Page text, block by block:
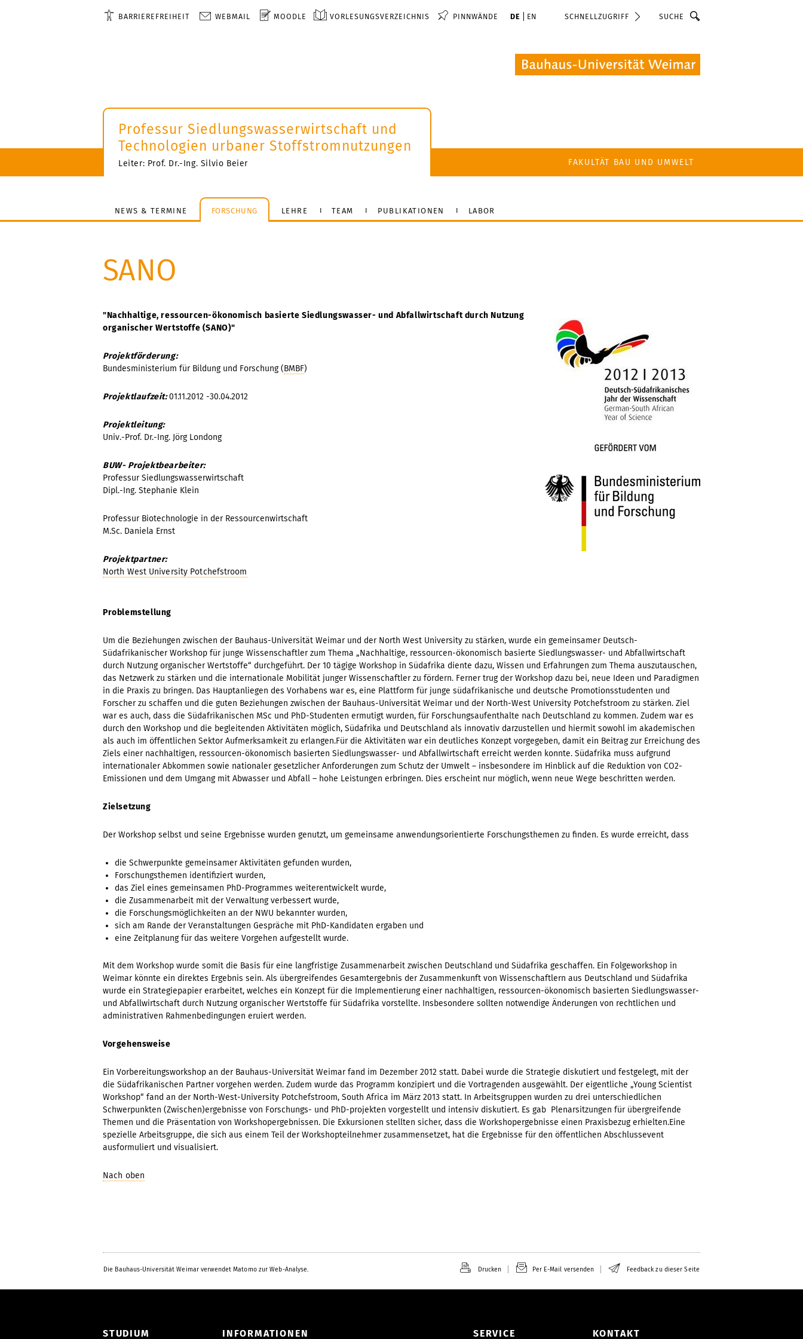
BARRIEREFREIHEIT WEBMAIL MOODLE VORLESUNGSVERZEICHNIS PINNWÄNDE DE EN SCHNELLZUGRIFF Suche
Professur Siedlungswasserwirtschaft und
Technologien urbaner Stoffstromnutzungen
Leiter: Prof. Dr.-Ing. Silvio Beier FAKULTÄT BAU UND UMWELT
NEWS & TERMINE FORSCHUNG LEHRE TEAM PUBLIKATIONEN LABOR
SANO
"Nachhaltige, ressourcen-ökonomisch basierte Siedlungswasser- und Abfallwirtschaft durch Nutzung
organischer Wertstoffe (SANO)"
Projektförderung:
Bundesministerium für Bildung und Forschung (BMBF)
Projektlaufzeit:01.11.2012 -30.04.2012
Projektleitung:
Univ.-Prof. Dr.-Ing. Jörg Londong
BUW- Projektbearbeiter:
Professur Siedlungswasserwirtschaft
Dipl.-Ing. Stephanie Klein
Professur Biotechnologie in der Ressourcenwirtschaft
M.Sc. Daniela Ernst
Projektpartner:
North West University Potchefstroom
Problemstellung
Um die Beziehungen zwischen der Bauhaus-Universität Weimar und der North West University zu stärken, wurde ein gemeinsamer Deutsch-
Südafrikanischer Workshop für junge Wissenschaftler zum Thema „Nachhaltige, ressourcen-ökonomisch basierte Siedlungswasser- und Abfallwirtschaft
durch Nutzung organischer Wertstoffe“ durchgeführt. Der 10 tägige Workshop in Südafrika diente dazu, Wissen und Erfahrungen zum Thema auszutauschen,
das Netzwerk zu stärken und die internationale Mobilität junger Wissenschaftler zu fördern. Ferner trug der Workshop dazu bei, neue Ideen und Paradigmen
in die Praxis zu bringen. Das Hauptanliegen des Vorhabens war es, eine Plattform für junge südafrikanische und deutsche Promotionsstudenten und
Forscher zu schaffen und die guten Beziehungen zwischen der Bauhaus-Universität Weimar und der North-West University Potchefstroom zu stärken. Ziel
war es auch, dass die Südafrikanischen MSc und PhD-Studenten ermutigt wurden, für Forschungsaufenthalte nach Deutschland zu kommen. Zudem war es
durch den Workshop und die begleitenden Aktivitäten möglich, Südafrika und Deutschland als innovativ darzustellen und hiermit sowohl im akademischen
als auch im öffentlichen Sektor Aufmerksamkeit zu erlangen.Für die Aktivitäten war ein deutliches Konzept vorgegeben, damit ein Beitrag zur Erreichung des
Ziels einer nachhaltigen, ressourcen-ökonomisch basierten Siedlungswasser- und Abfallwirtschaft erreicht werden konnte. Südafrika muss aufgrund
internationaler Abkommen sowie nationaler gesetzlicher Anforderungen zum Schutz der Umwelt – insbesondere im Hinblick auf die Reduktion von CO2-
Emissionen und dem Umgang mit Abwasser und Abfall – hohe Leistungen erbringen. Dies erscheint nur möglich, wenn neue Wege beschritten werden.
Zielsetzung
Der Workshop selbst und seine Ergebnisse wurden genutzt, um gemeinsame anwendungsorientierte Forschungsthemen zu finden. Es wurde erreicht, dass
die Schwerpunkte gemeinsamer Aktivitäten gefunden wurden,
Forschungsthemen identifiziert wurden,
das Ziel eines gemeinsamen PhD-Programmes weiterentwickelt wurde,
die Zusammenarbeit mit der Verwaltung verbessert wurde,
die Forschungsmöglichkeiten an der NWU bekannter wurden,
sich am Rande der Veranstaltungen Gespräche mit PhD-Kandidaten ergaben und
eine Zeitplanung für das weitere Vorgehen aufgestellt wurde.
Mit dem Workshop wurde somit die Basis für eine langfristige Zusammenarbeit zwischen Deutschland und Südafrika geschaffen. Ein Folgeworkshop in
Weimar könnte ein direktes Ergebnis sein. Als übergreifendes Gesamtergebnis der Zusammenkunft von Wissenschaftlern aus Deutschland und Südafrika
wurde ein Strategiepapier erarbeitet, welches ein Konzept für die Implementierung einer nachhaltigen, ressourcen-ökonomisch basierten Siedlungswasser-
und Abfallwirtschaft durch Nutzung organischer Wertstoffe für Südafrika vorstellte. Insbesondere sollten notwendige Änderungen von rechtlichen und
administrativen Rahmenbedingungen eruiert werden.
Vorgehensweise
Ein Vorbereitungsworkshop an der Bauhaus-Universität Weimar fand im Dezember 2012 statt. Dabei wurde die Strategie diskutiert und festgelegt, mit der
die Südafrikanischen Partner vorgehen werden. Zudem wurde das Programm konzipiert und die Vortragenden ausgewählt. Der eigentliche „Young Scientist
Workshop“ fand an der North-West-University Potchefstroom, South Africa im März 2013 statt. In Arbeitsgruppen wurden zu drei unterschiedlichen
Schwerpunkten (Zwischen)ergebnisse von Forschungs- und PhD-projekten vorgestellt und intensiv diskutiert. Es gab Plenarsitzungen für übergreifende
Themen und die Präsentation von Workshopergebnissen. Die Exkursionen stellten sicher, dass die Workshopergebnisse einen Praxisbezug erhielten.Eine
spezielle Arbeitsgruppe, die sich aus einem Teil der Workshopteilnehmer zusammensetzet, hat die Ergebnisse für den öffentlichen Abschlussevent
ausformuliert und visualisiert.
Nach oben
Die Bauhaus-Universität Weimar verwendet Matomo zur Web-Analyse. Drucken Per E-Mail versenden Feedback zu dieser Seite
STUDIUM INFORMATIONEN SERVICE KONTAKT